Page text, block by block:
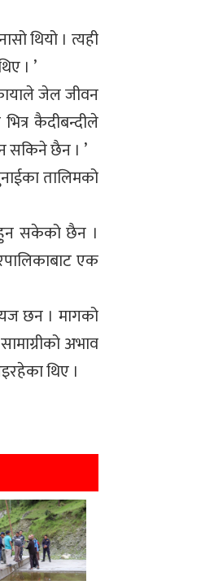
थियो । त्यही
। ’
जेल जीवन
कैदीबन्दीले
सकिने छैन । ’
तालिमको
हुन सकेको छैन ।
एक
छन । मागको
अभाव
थिए ।